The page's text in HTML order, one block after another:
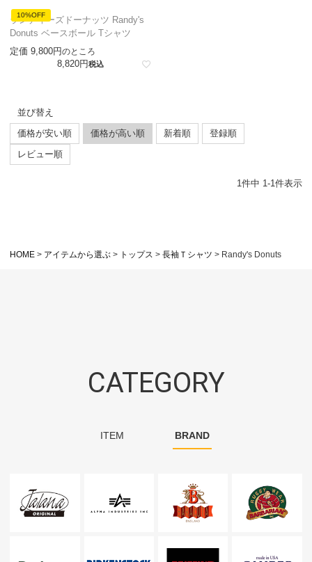
10%OFF
ランディーズドーナッツ Randy's
Donuts ベースボール Tシャツ
定価 9,800 のところ
8,820 税込
並び替え
価格が安い順
価格が高い順 新着順
登録順
レビュー順
1件中 1-1件表示
HOME アイテムから選ぶ トップス 長袖Ｔシャツ Randy's Donuts
CATEGORY
ITEM BRAND